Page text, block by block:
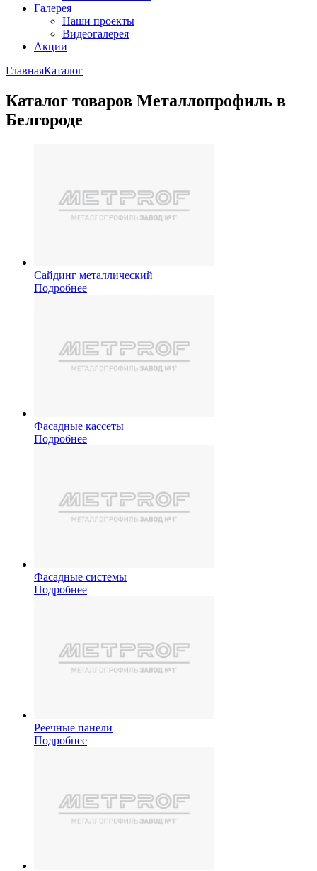
Галерея
Наши проекты
Видеогалерея
Акции
ГлавнаяКаталог
Каталог товаров Металлопрофиль в
Белгороде
Сайдинг металлический
Подробнее
Фасадные кассеты
Подробнее
Фасадные системы
Подробнее
Реечные панели
Подробнее